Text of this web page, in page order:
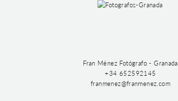
Fran Ménez Fotógrafo - Granada
+34 652592145
franmenez@franmenez.com